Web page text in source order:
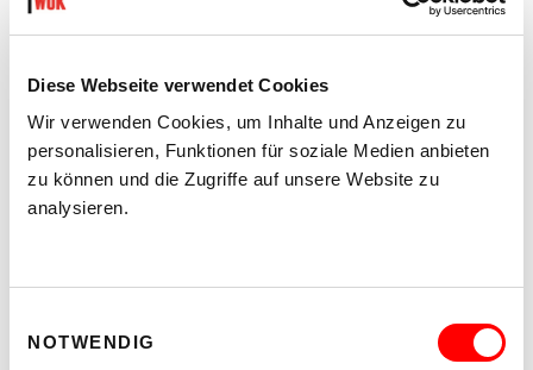
Diese Webseite verwendet Cookies
Wir verwenden Cookies, um Inhalte und Anzeigen zu
personalisieren, Funktionen für soziale Medien anbieten
zu können und die Zugriffe auf unsere Website zu
analysieren.
NOTWENDIG